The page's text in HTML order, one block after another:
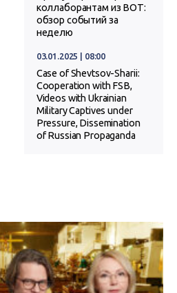
коллаборантам из ВОТ:
обзор событий за
неделю
03.01.2025 | 08:00
Case of Shevtsov-Sharii:
Cooperation with FSB,
Videos with Ukrainian
Military Captives under
Pressure, Dissemination
of Russian Propaganda